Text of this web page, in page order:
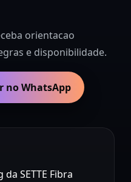
orientacao
e disponibilidade.
no WhatsApp
da SETTE Fibra